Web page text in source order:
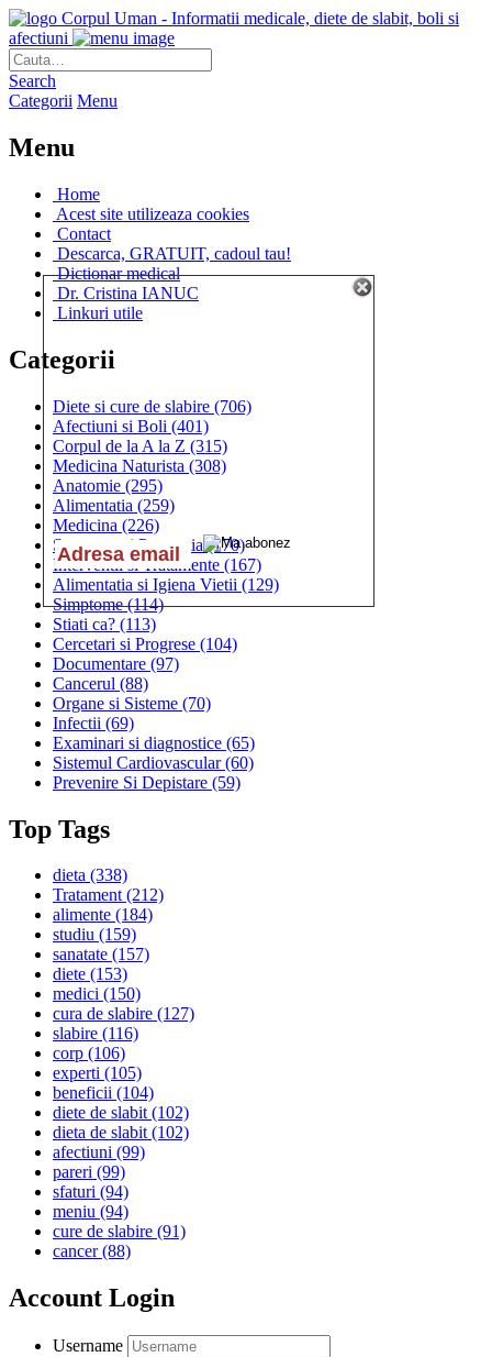
Corpul Uman - Informatii medicale, diete de slabit, boli si
afectiuni
Search
Categorii Menu
Menu
Home
Acest site utilizeaza cookies
Contact
Descarca, GRATUIT, cadoul tau!
Dictionar medical
Dr. Cristina IANUC
Linkuri utile
Categorii
Diete si cure de slabire (706)
Afectiuni si Boli (401)
Corpul de la A la Z (315)
Medicina Naturista (308)
Anatomie (295)
Alimentatia (259)
Medicina (226)
Sanatatea si Preventia(170)
Interventii si Tratamente (167)
Alimentatia si Igiena Vietii (129)
Simptome(114)
Stiati ca? (113)
Cercetari si Progrese (104)
Documentare (97)
Cancerul (88)
Organe si Sisteme (70)
Infectii (69)
Examinari si diagnostice (65)
Sistemul Cardiovascular(60)
Prevenire Si Depistare (59)
Top Tags
dieta (338)
Tratament(212)
alimente (184)
studiu (159)
sanatate (157)
diete (153)
medici (150)
cura de slabire (127)
slabire (116)
corp (106)
experti (105)
beneficii (104)
diete de slabit(102)
dieta de slabit(102)
afectiuni (99)
pareri (99)
sfaturi (94)
meniu (94)
cure de slabire (91)
cancer(88)
Account Login
Username